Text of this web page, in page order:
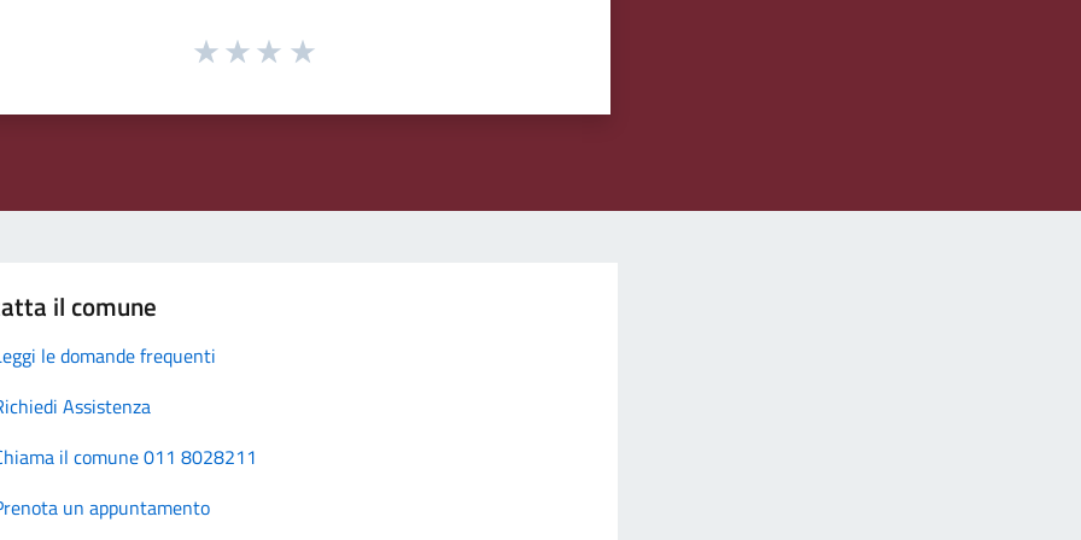
il comune
le domande frequenti
Assistenza
il comune 011 8028211
un appuntamento